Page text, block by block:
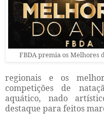
FBDA premia os Melhores
regionais e os
competições de
aquático, nado
destaque para feitos